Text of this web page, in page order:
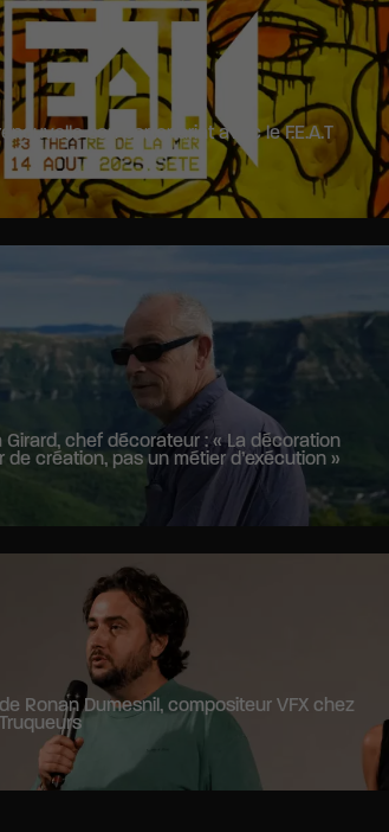
son partenariat avec le F.E.A.T
Girard, chef décorateur : « La décoration
de création, pas un métier d’exécution »
Ronan Dumesnil, compositeur VFX chez